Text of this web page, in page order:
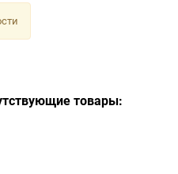
товары: